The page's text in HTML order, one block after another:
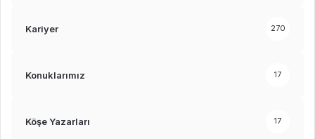
Kariyer 270
Konuklarımız 17
Köşe Yazarları 17